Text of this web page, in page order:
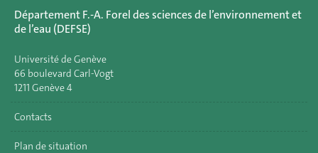
Département F.-A. Forel des sciences de l’environnement et
de l’eau (DEFSE)
Université de Genève
66 boulevard Carl-Vogt
1211 Genève 4
Contacts
Plan de situation